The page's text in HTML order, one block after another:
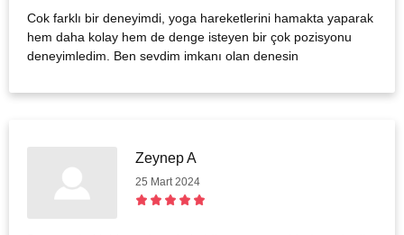
Cok farklı bir deneyimdi, yoga hareketlerini hamakta yaparak
hem daha kolay hem de denge isteyen bir çok pozisyonu
deneyimledim. Ben sevdim imkanı olan denesin
Zeynep A
25 Mart 2024